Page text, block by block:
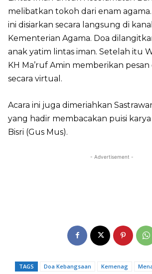
melibatkan tokoh dari enam
ini disiarkan secara langsung di
Kementerian Agama. Doa
anak yatim lintas iman. Setelah itu
KH Ma’ruf Amin memberikan pesan
secara virtual.
Acara ini juga dimeriahkan
yang hadir membacakan puisi
Bisri (Gus Mus).
- Advertisement -
TAGS Doa Kebangsaan Kemenag